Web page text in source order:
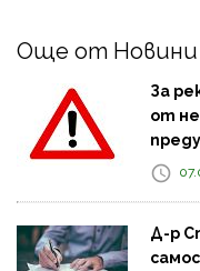
Още от Новини
За
от
Д-р